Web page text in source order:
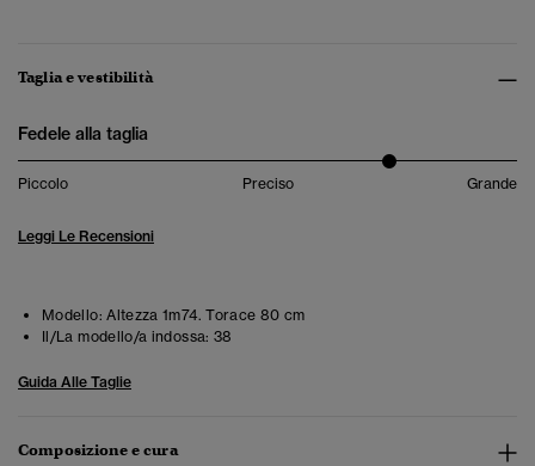
Taglia e vestibilità
Fedele alla taglia
Piccolo Preciso Grande
Leggi Le Recensioni
Modello: Altezza 1m74. Torace 80 cm
Il/La modello/a indossa: 38
Guida Alle Taglie
Composizione e cura